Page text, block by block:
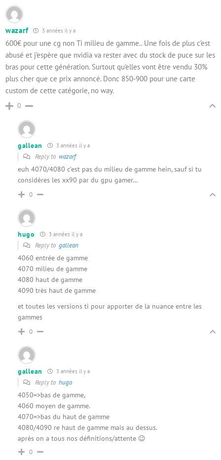
wazarf 3 années il y a
600€ pour une cg non Ti milieu de gamme.. Une fois de plus c’est
abusé et j’espère que nvidia va rester avec du stock de puce sur les
bras pour cette génération. Surtout qu’elles vont être vendu 30%
plus cher que ce prix annoncé. Donc 850-900 pour une carte
custom de cette catégorie, no way.
0
gallean 3 années il y a
Reply to wazarf
euh 4070/4080 c’est pas du milieu de gamme hein, sauf si tu
considères les xx90 par du gpu gamer…
0
hugo 3 années il y a
Reply to gallean
4060 entrée de gamme
4070 milieu de gamme
4080 haut de gamme
4090 très haut de gamme
et toutes les versions ti pour apporter de la nuance entre les
gammes
0
gallean 3 années il y a
Reply to hugo
4050=>bas de gamme,
4060 moyen de gamme.
4070=>bas du haut de gamme
4080/4090 re haut de gamme mais au dessus.
après on a tous nos définitions/attente 😉
0